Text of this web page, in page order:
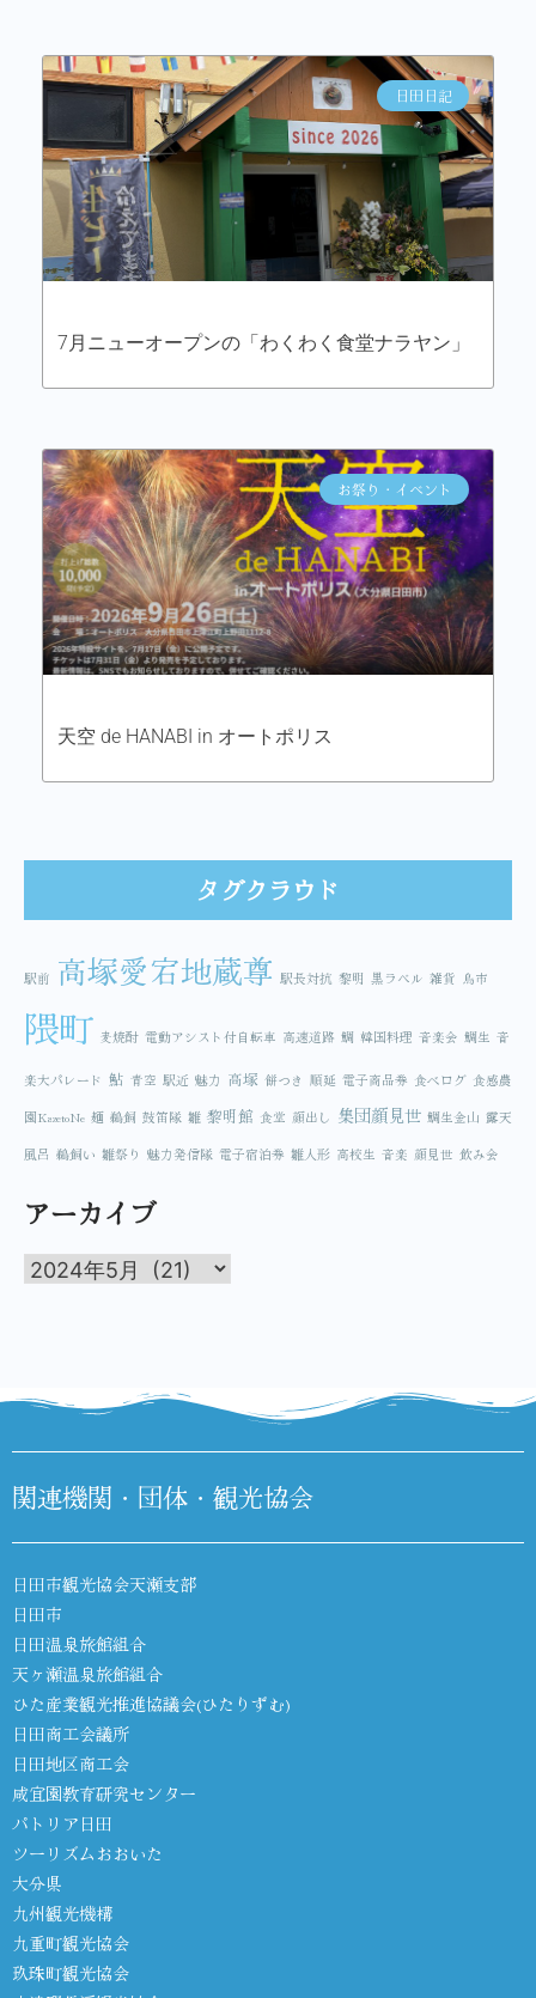
日田日記
7月ニューオープンの「わくわく食堂ナラヤン」
お祭り・イベント
天空 de HANABI in オートポリス
タグクラウド
駅前 高塚愛宕地蔵尊 駅長対抗 黎明 黒ラベル 雑貨 鳥市
隈町 麦焼酎 電動アシスト付自転車 高速道路 鯛 韓国料理 音楽会 鯛生 音
楽大パレード 鮎 青空 駅近 魅力 高塚 餅つき 順延 電子商品券 食べログ 食感農
園KazetoNe 麺 鵜飼 鼓笛隊 雛 黎明館 食堂 顔出し 集団顔見世 鯛生金山 露天
風呂 鵜飼い 雛祭り 魅力発信隊 電子宿泊券 雛人形 高校生 音楽 顔見世 飲み会
アーカイブ
関連機関・団体・観光協会
日田市観光協会天瀬支部
日田市
日田温泉旅館組合
天ヶ瀬温泉旅館組合
ひた産業観光推進協議会(ひたりずむ)
日田商工会議所
日田地区商工会
咸宜園教育研究センター
パトリア日田
ツーリズムおおいた
大分県
九州観光機構
九重町観光協会
玖珠町観光協会